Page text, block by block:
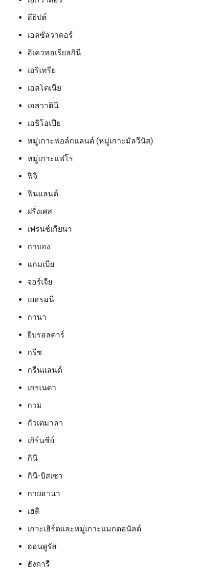
อียิปต์
เอลซัลวาดอร์
อิเควทอเรียลกินี
เอริเทรีย
เอสโตเนีย
เอสวาตินี
เอธิโอเปีย
หมู่เกาะฟอล์กแลนด์ (หมู่เกาะมัลวีนัส)
หมู่เกาะแฟโร
ฟิจิ
ฟินแลนด์
ฝรั่งเศส
เฟรนช์เกียนา
กาบอง
แกมเบีย
จอร์เจีย
เยอรมนี
กานา
ยิบรอลตาร์
กรีซ
กรีนแลนด์
เกรเนดา
กวม
กัวเตมาลา
เกิร์นซีย์
กินี
กินี-บิสเซา
กายอานา
เฮติ
เกาะเฮิร์ดและหมู่เกาะแมกดอนัลด์
ฮอนดูรัส
ฮังการี